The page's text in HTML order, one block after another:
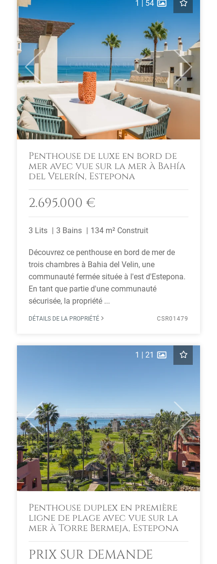
Previous Next
1 54
Penthouse de luxe en bord de
mer avec vue sur la mer à Bahía
del Velerín, Estepona
2.695.000 €
3 Lits 3 Bains 134 m² Construit
Découvrez ce penthouse en bord de mer de
trois chambres à Bahia del Velin, une
communauté fermée située à l'est d'Estepona.
En tant que partie d'une communauté
sécurisée, la propriété ...
DÉTAILS DE LA PROPRIÉTÉ CSR01479
Previous Next
1 | 21
Penthouse duplex en première
ligne de plage avec vue sur la
mer à Torre Bermeja, Estepona
PRIX SUR DEMANDE